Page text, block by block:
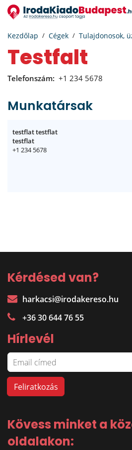
Kezdőlap Cégek Tulajdonosok,
testfalt
Telefonszám: +1 234 5678
Munkatársak
testflat testflat
testflat
+1 234 5678
Kérdésed van?
harkacsi@irodakereso.hu
+36 30 644 76 55
Hírlevél
Kövess minket a
oldalakon: